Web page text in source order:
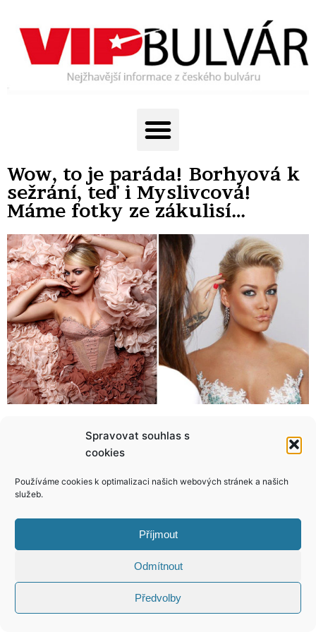
Spravovat souhlas s
cookies
Používáme cookies k optimalizaci našich webových stránek a našich
služeb.
Příjmout
Odmítnout
Předvolby
Wow, to je paráda! Borhyová k
sežrání, teď i Myslivcová!
Máme fotky ze zákulisí…
Sexy kočka, o které sní tisíce chlapů! Kde vzala Natálie ty luxusní čtyřky?
KONTAKT
Copyright © 2026 VIP Bulvár, All Rights
Reserved